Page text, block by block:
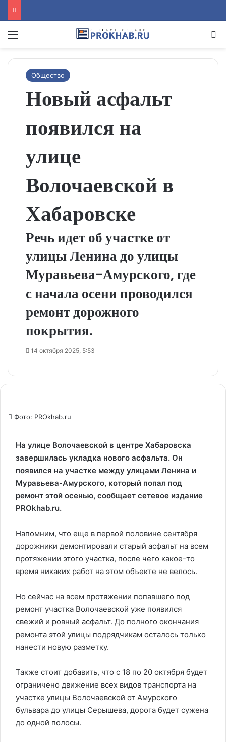
Menu
Общество
Новый асфальт
появился на
улице
Волочаевской в
Хабаровске
Речь идет об участке от
улицы Ленина до улицы
Муравьева-Амурского, где
с начала осени проводился
ремонт дорожного
покрытия.
14 октября 2025, 5:53
Фото: PROkhab.ru
На улице Волочаевской в центре Хабаровска
завершилась укладка нового асфальта. Он
появился на участке между улицами Ленина и
Муравьева-Амурского, который попал под
ремонт этой осенью, сообщает сетевое издание
PROkhab.ru.
Напомним, что еще в первой половине сентября
дорожники демонтировали старый асфальт на всем
протяжении этого участка, после чего какое-то
время никаких работ на этом объекте не велось.
Но сейчас на всем протяжении попавшего под
ремонт участка Волочаевской уже появился
свежий и ровный асфальт. До полного окончания
ремонта этой улицы подрядчикам осталось только
нанести новую разметку.
Также стоит добавить, что с 18 по 20 октября будет
ограничено движение всех видов транспорта на
участке улицы Волочаевской от Амурского
бульвара до улицы Серышева, дорога будет сужена
до одной полосы.